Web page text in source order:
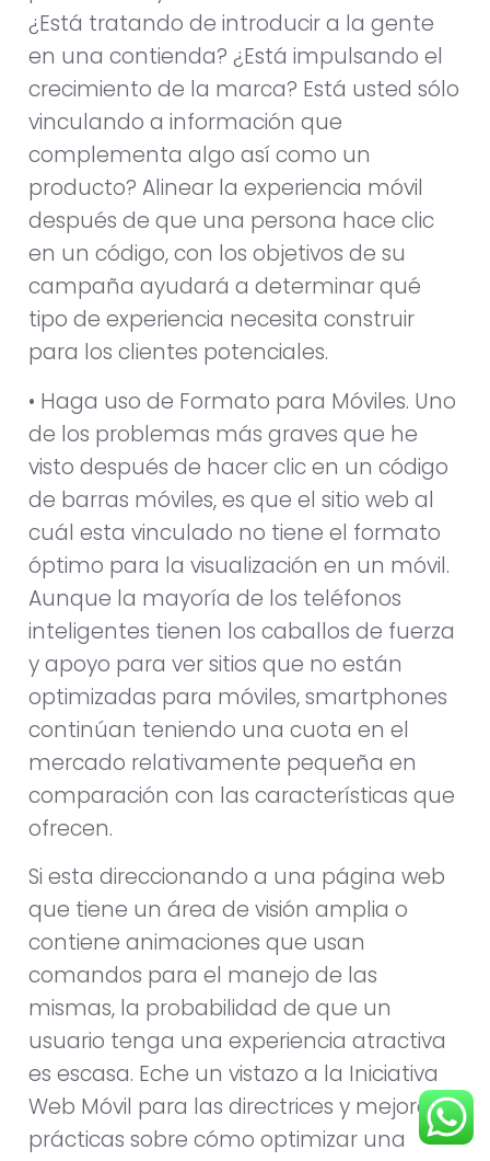
¿Está tratando de introducir a la gente
en una contienda? ¿Está impulsando el
crecimiento de la marca? Está usted sólo
vinculando a información que
complementa algo así como un
producto? Alinear la experiencia móvil
después de que una persona hace clic
en un código, con los objetivos de su
campaña ayudará a determinar qué
tipo de experiencia necesita construir
para los clientes potenciales.
• Haga uso de Formato para Móviles. Uno
de los problemas más graves que he
visto después de hacer clic en un código
de barras móviles, es que el sitio web al
cuál esta vinculado no tiene el formato
óptimo para la visualización en un móvil.
Aunque la mayoría de los teléfonos
inteligentes tienen los caballos de fuerza
y apoyo para ver sitios que no están
optimizadas para móviles, smartphones
continúan teniendo una cuota en el
mercado relativamente pequeña en
comparación con las características que
ofrecen.
Si esta direccionando a una página web
que tiene un área de visión amplia o
contiene animaciones que usan
comandos para el manejo de las
mismas, la probabilidad de que un
usuario tenga una experiencia atractiva
es escasa. Eche un vistazo a la Iniciativa
Web Móvil para las directrices y mejores
prácticas sobre cómo optimizar una